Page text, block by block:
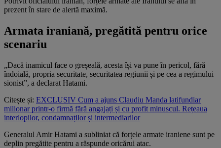
prezent în stare de alertă maximă.
Armata iraniană, pregătită pentru orice
scenariu
„Dacă inamicul face o greșeală, acesta își va pune în pericol, fără
îndoială, propria securitate, securitatea regiunii și pe cea a regimului
sionist”, a declarat Hatami.
Citește și: EXCLUSIV Cum a ajuns Claudiu Manda latifundiar
milionar printr-o firmă fără angajați și cu profit minuscul. Rețeaua
interlopilor, condamnaților și intermediarilor
Generalul Amir Hatami a subliniat că forțele armate iraniene sunt pe
deplin pregătite pentru a răspunde oricărui atac.